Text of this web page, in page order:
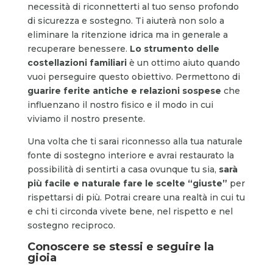
necessità di riconnetterti al tuo senso profondo
di sicurezza e sostegno. Ti aiuterà non solo a
eliminare la ritenzione idrica ma in generale a
recuperare benessere. Lo strumento delle
costellazioni familiariè un ottimo aiuto quando
vuoi perseguire questo obiettivo. Permettono di
guarire ferite antiche e relazioni sospese che
influenzano il nostro fisico e il modo in cui
viviamo il nostro presente.
Una volta che ti sarai riconnesso alla tua naturale
fonte di sostegno interiore e avrai restaurato la
possibilità di sentirti a casa ovunque tu sia, sarà
più facile e naturale fare le scelte “giuste” per
rispettarsi di più. Potrai creare una realtà in cui tu
e chi ti circonda vivete bene, nel rispetto e nel
sostegno reciproco.
Conoscere se stessi e seguire la
gioia